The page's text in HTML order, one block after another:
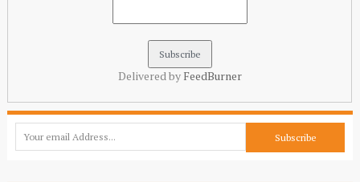
Delivered by FeedBurner